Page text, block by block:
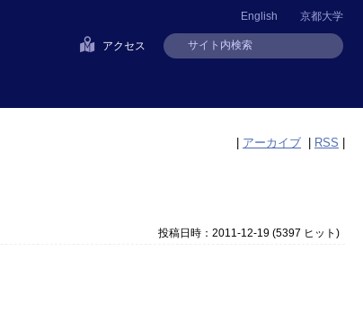
京都大学
English
アクセス
| アーカイブ | RSS |
投稿日時：2011-12-19(5397 ヒット )